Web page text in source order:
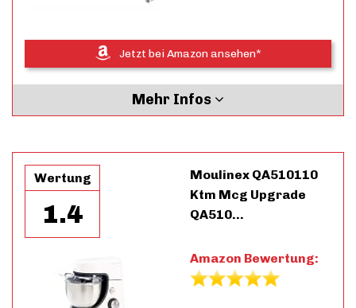
Jetzt bei Amazon ansehen*
Mehr Infos
Wertung
1.4
Moulinex QA510110
Ktm Mcg Upgrade
QA510…
Amazon Bewertung: